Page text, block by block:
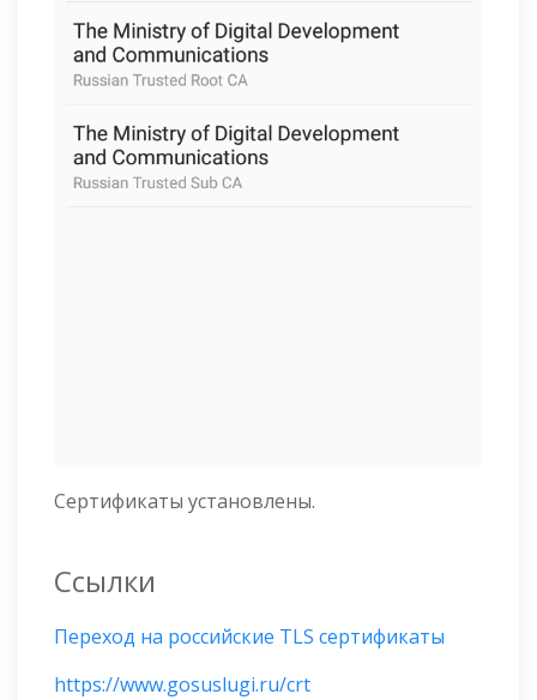
Сертификаты установлены.
Ссылки
Переход на российские TLS сертификаты
https://www.gosuslugi.ru/crt